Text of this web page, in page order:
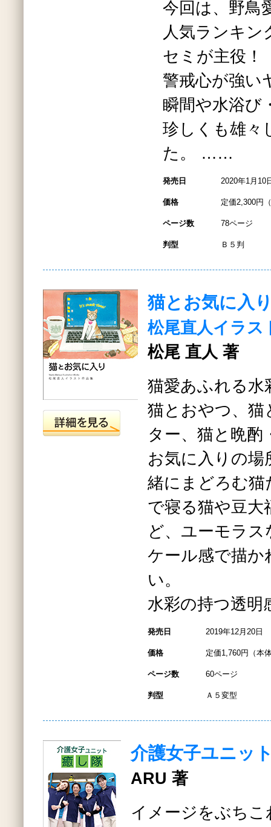
今回は、野鳥
人気ランキン
セミが主役！
警戒心が強い
瞬間や水浴び
珍しくも雄々
た。 ……
発売日 2020年1月10
価格 定価2,300円
ページ数 78ページ
判型 Ｂ５判
猫とお気に入
松尾直人イラス
松尾 直人 著
猫愛あふれる水
猫とおやつ、猫
ター、猫と晩酌
お気に入りの場
緒にまどろむ
で寝る猫や豆大
ど、ユーモラ
ケール感で描
い。
水彩の持つ透
発売日 2019年12月20日
価格 定価1,760円（本
ページ数 60ページ
判型 Ａ５変型
介護女子ユニッ
ARU 著
イメージをぶちこ